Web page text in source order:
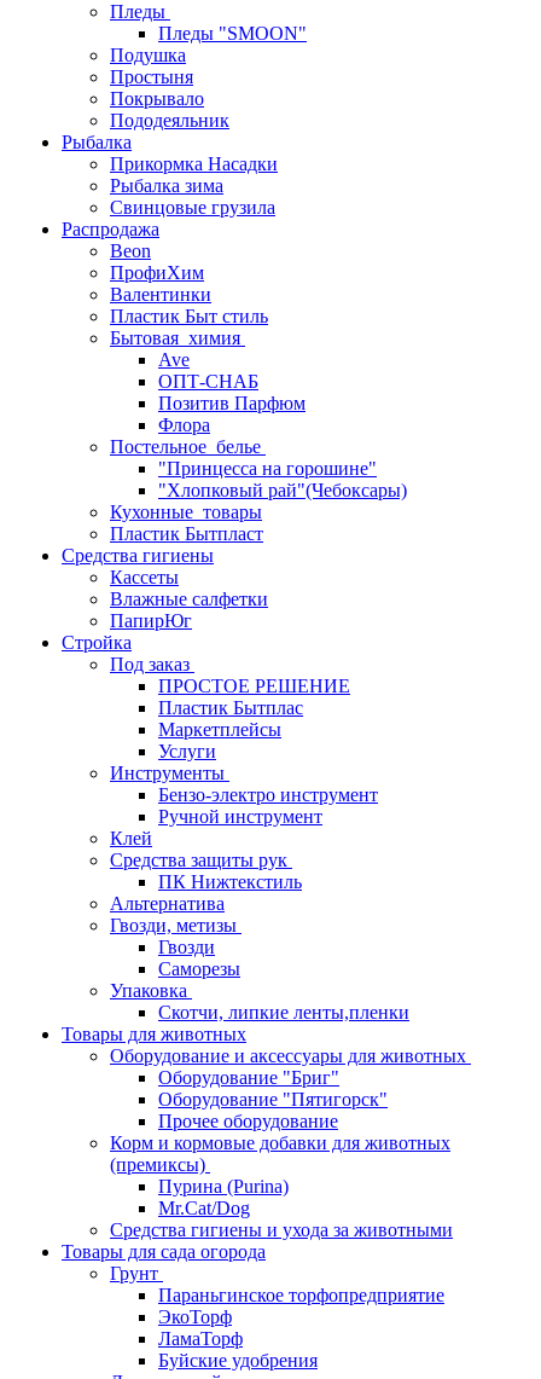
Пледы
Пледы "SMOON"
Подушка
Простыня
Покрывало
Пододеяльник
Рыбалка
Прикормка Насадки
Рыбалка зима
Свинцовые грузила
Распродажа
Beon
ПрофиХим
Валентинки
Пластик Быт стиль
Бытовая_химия
Ave
ОПТ-СНАБ
Позитив Парфюм
Флора
Постельное_белье
"Принцесса на горошине"
"Хлопковый рай"(Чебоксары)
Кухонные_товары
Пластик Бытпласт
Средства гигиены
Кассеты
Влажные салфетки
ПапирЮг
Стройка
Под заказ
ПРОСТОЕ РЕШЕНИЕ
Пластик Бытплас
Маркетплейсы
Услуги
Инструменты
Бензо-электро инструмент
Ручной инструмент
Клей
Средства защиты рук
ПК Нижтекстиль
Альтернатива
Гвозди, метизы
Гвозди
Саморезы
Упаковка
Скотчи, липкие ленты,пленки
Товары для животных
Оборудование и аксессуары для животных
Оборудование "Бриг"
Оборудование "Пятигорск"
Прочее оборудование
Корм и кормовые добавки для животных
(премиксы)
Пурина (Purina)
Mr.Cat/Dog
Средства гигиены и ухода за животными
Товары для сада огорода
Грунт
Параньгинское торфопредприятие
ЭкоТорф
ЛамаТорф
Буйские удобрения